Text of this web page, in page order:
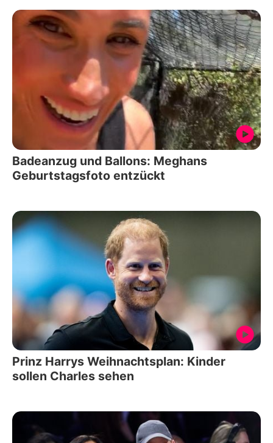
Badeanzug und Ballons: Meghans
Geburtstagsfoto entzückt
Prinz Harrys Weihnachtsplan: Kinder
sollen Charles sehen